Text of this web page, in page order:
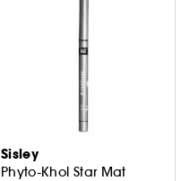
Sisley
Phyto-Khol Star Mat